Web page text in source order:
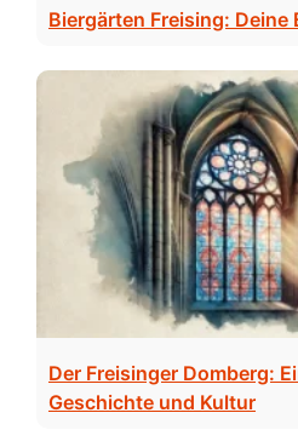
Biergärten Freising:
Der Freisinger Domberg:
Geschichte und Kultur